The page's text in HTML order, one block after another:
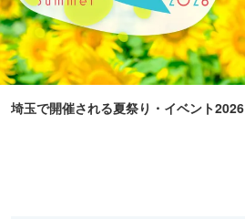
埼玉で開催される夏祭り・イベント2026